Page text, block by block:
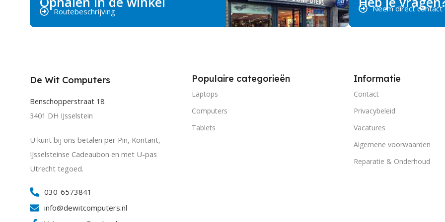
Routebeschrijving Neem direct contact
De Wit Computers
Benschopperstraat 18
3401 DH IJsselstein
U kunt bij ons betalen per Pin, Kontant,
IJsselsteinse Cadeaubon en met U-pas
Utrecht tegoed.
030-6573841
info@dewitcomputers.nl
Populaire categorieën
Laptops
Computers
Tablets
Informatie
Contact
Privacybeleid
Vacatures
Algemene voorwaarden
Reparatie & Onderhoud